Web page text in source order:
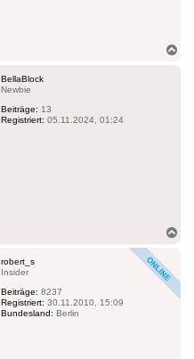
BellaBlock
Newbie
Beiträge: 13
Registriert: 05.11.2024, 01:24
robert_s
Insider
Beiträge: 8237
Registriert: 30.11.2010, 15:09
Bundesland: Berlin